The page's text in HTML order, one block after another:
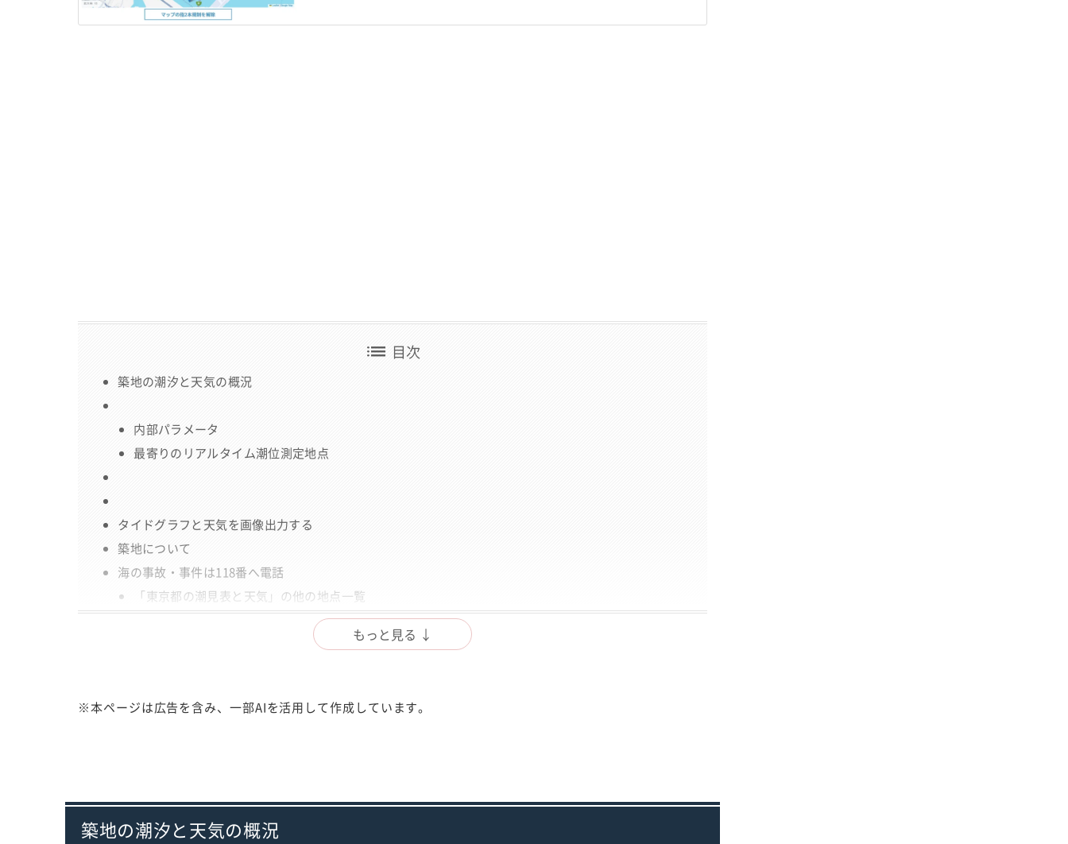
list 目次
築地の潮汐と天気の概況
内部パラメータ
最寄りのリアルタイム潮位測定地点
タイドグラフと天気を画像出力する
築地について
海の事故・事件は118番へ電話
「東京都の潮見表と天気」の他の地点一覧
もっと見る ↓
※本ページは広告を含み、一部AIを活用して作成しています。
築地の潮汐と天気の概況